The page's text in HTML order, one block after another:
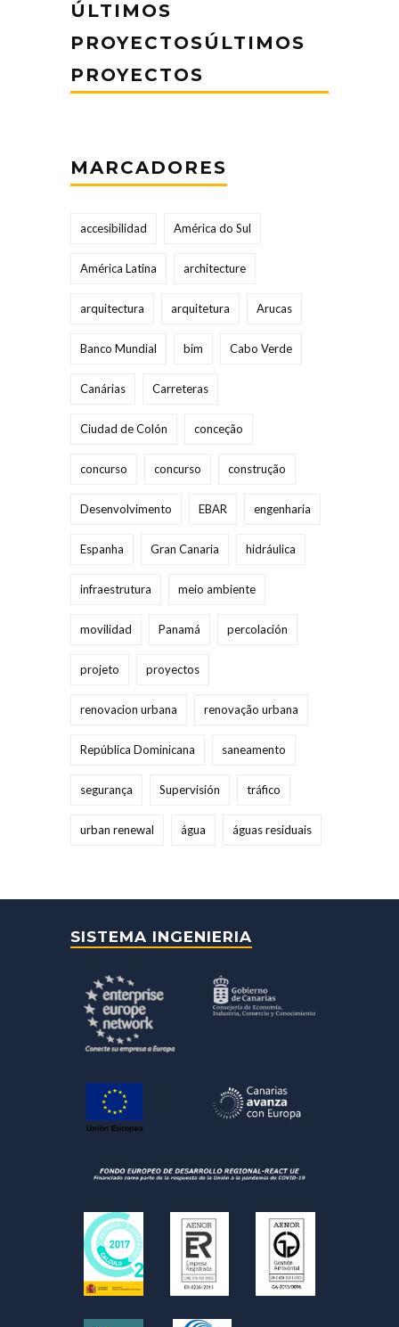
ÚLTIMOS
PROYECTOSÚLTIMOS
PROYECTOS
MARCADORES
accesibilidad América do Sul
América Latina architecture
arquitectura arquitetura Arucas
Banco Mundial bim Cabo Verde
Canárias Carreteras
Ciudad de Colón conceção
concurso concurso construção
Desenvolvimento EBAR engenharia
Espanha Gran Canaria hidráulica
infraestrutura meio ambiente
movilidad Panamá percolación
projeto proyectos
renovacion urbana renovação urbana
República Dominicana saneamento
segurança Supervisión tráfico
urban renewal água águas residuais
SISTEMA INGENIERIA